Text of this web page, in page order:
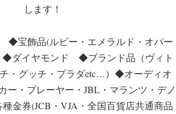
します！
宝飾品(ルビー・エメラルド・オパー
◆ダイヤモンド ◆ブランド品（ヴィト
・グッチ・プラダetc…）◆オーディオ
ー・プレーヤー・JBL・マランツ・デノ
金券(JCB・VJA・全国百貨店共通商品